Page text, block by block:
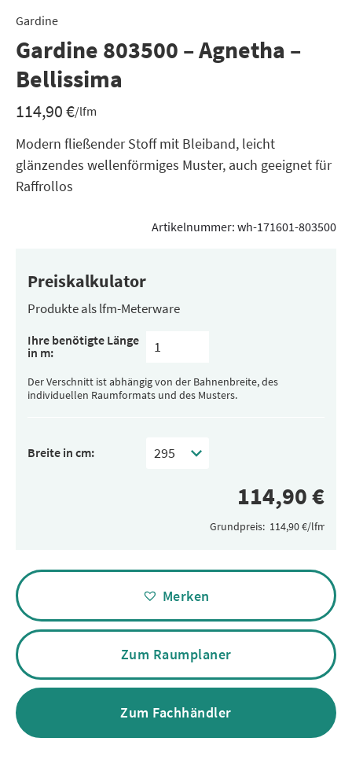
Gardine
Gardine 803500 – Agnetha –
Bellissima
114,90€/lfm
Modern fließender Stoff mit Bleiband, leicht
glänzendes wellenförmiges Muster, auch geeignet für
Raffrollos
Artikelnummer: wh-171601-803500
Preiskalkulator
Produkte als lfm-Meterware
Ihre benötigte Länge
in m:
Der Verschnitt ist abhängig von der Bahnenbreite, des
individuellen Raumformats und des Musters.
Breite in cm:
Grundpreis:
Alternative:
Merken
Zum Raumplaner
Zum Fachhändler